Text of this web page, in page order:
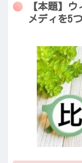
【本題】
メディを5